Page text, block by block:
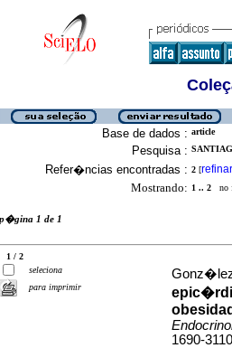
Base de dados : article
Pesquisa :
Refer�ncias encontradas : 2 [refinar
Mostrando: 1 .. 2 no
p�gina 1 de 1
1 / 2
seleciona
para imprimir
1690-3110